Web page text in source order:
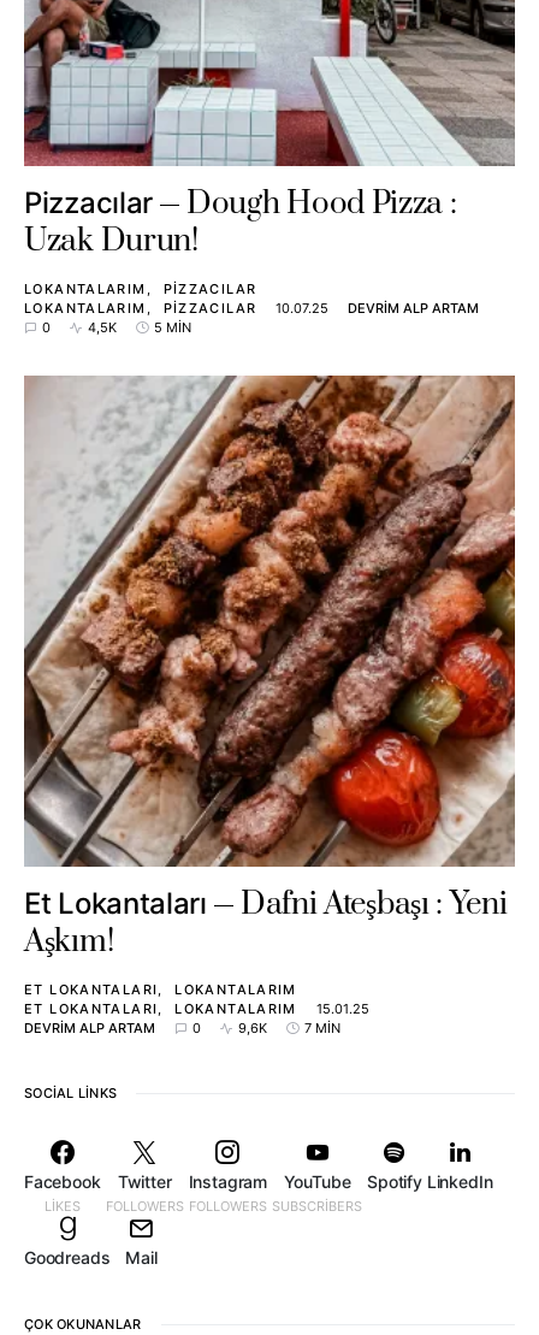
Pizzacılar
Dough Hood Pizza :
Uzak Durun!
LOKANTALARIM
PIZZACILAR
LOKANTALARIM
PIZZACILAR 10.07.25
DEVRIM ALP ARTAM
0
4,5K 5 MIN
Et Lokantaları
Dafni Ateşbaşı : Yeni
Aşkım!
ET LOKANTALARI
LOKANTALARIM
ET LOKANTALARI
LOKANTALARIM
15.01.25
DEVRIM ALP ARTAM
0 9,6K 7 MIN
SOCIAL LINKS
Facebook
LIKES
Twitter
FOLLOWERS
Instagram
FOLLOWERS
YouTube
SUBSCRIBERS
Spotify LinkedIn
Goodreads Mail
ÇOK OKUNANLAR